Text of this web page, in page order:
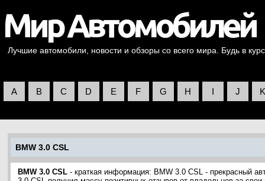
Лучшие автомобили, новости и обзоры со всего мира. Будь в
A B C D E F G H I J K
BMW 3.0 CSL
BMW 3.0 CSL - краткая информация: BMW 3.0 CSL - прекрасный